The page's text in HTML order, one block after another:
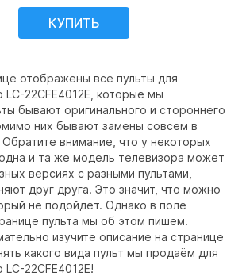
отображены все пульты для
LC-22CFE4012E, которые мы
бывают оригинального и стороннего
них бывают замены совсем в
Обратите внимание, что у некоторых
и та же модель телевизора может
версиях с разными пультами,
друг друга. Это значит, что можно
не подойдет. Однако в поле
пульта мы об этом пишем.
изучите описание на странице
какого вида пульт мы продаём для
22CFE4012E!